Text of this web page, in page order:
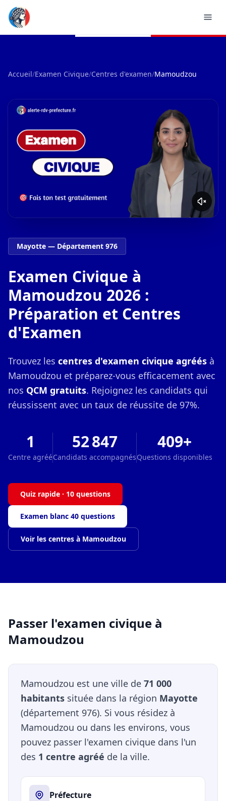
Accueil/Examen Civique/Centres d'examen/Mamoudzou
Mayotte — Département 976
Examen Civique à
Mamoudzou 2026 :
Préparation et Centres
d'Examen
Trouvez les centres d'examen civique agréés à
Mamoudzou et préparez-vous efficacement avec
nos QCM gratuits. Rejoignez les candidats qui
réussissent avec un taux de réussite de 97%.
1
Centre agréé
52 847
Candidats accompagnés
409+
Questions disponibles
Quiz rapide · 10 questions
Examen blanc 40 questions
Voir les centres à Mamoudzou
Passer l'examen civique à
Mamoudzou
Mamoudzou est une ville de 71 000
habitants située dans la région Mayotte
(département 976). Si vous résidez à
Mamoudzou ou dans les environs, vous
pouvez passer l'examen civique dans l'un
des 1 centre agréé de la ville.
Préfecture